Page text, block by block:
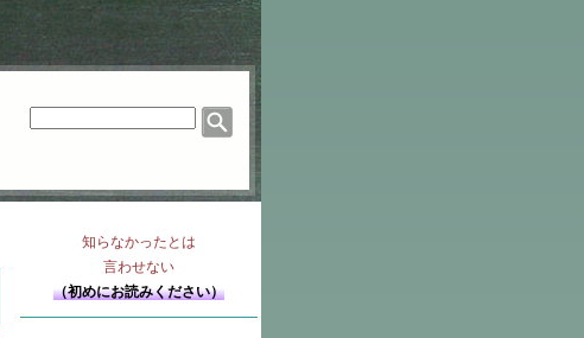
知らなかったとは
言わせない
（初めにお読みください）